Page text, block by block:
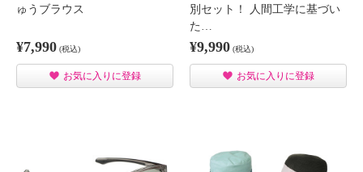
ゅうブラウス
¥7,990 (税込)
お気に入りに登録
別セット！ 人間工学に基づい
た…
¥9,990 (税込)
お気に入りに登録